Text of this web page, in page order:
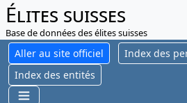
Élites suisses
Base de données des élites suisses
Aller au site officiel
Index des
Index des entités